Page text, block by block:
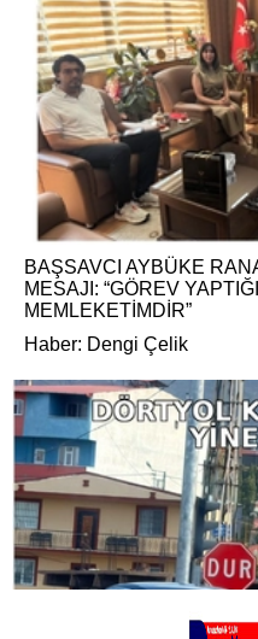
BAŞSAVCI AYBÜKE
MESAJI: “GÖREV
MEMLEKETİMDİR”
Haber: Dengi Çelik